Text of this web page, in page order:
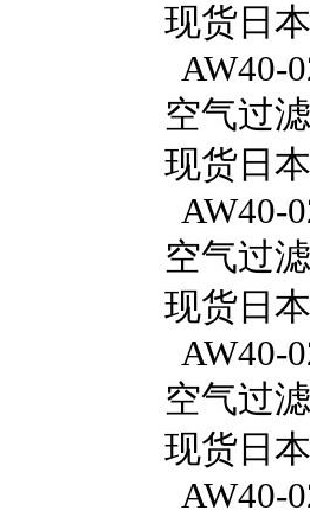
现货日
AW40-
空气过
现货日
AW40-
空气过
现货日
AW40-
空气过
现货日
AW40-